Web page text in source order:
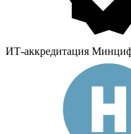
ИТ-аккредитация